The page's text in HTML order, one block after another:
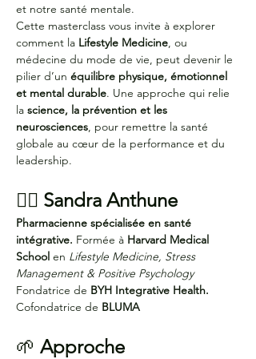
et notre santé mentale.
Cette masterclass vous invite à explorer
comment la Lifestyle Medicine, ou
médecine du mode de vie, peut devenir le
pilier d’un équilibre physique, émotionnel
et mental durable. Une approche qui relie
la science, la prévention et les
neurosciences, pour remettre la santé
globale au cœur de la performance et du
leadership.
👩‍⚕️ Sandra Anthune
Pharmacienne spécialisée en santé
intégrative. Formée à Harvard Medical
School en Lifestyle Medicine, Stress
Management & Positive Psychology
Fondatrice de BYH Integrative Health.
Cofondatrice de BLUMA
🌱 Approche